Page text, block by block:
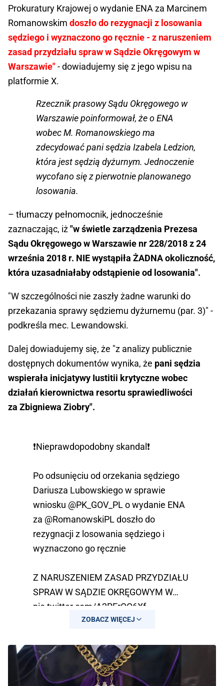
Prokuratury Krajowej o wydanie ENA za Marcinem
Romanowskim doszło do rezygnacji z losowania
sędziego i wyznaczono go ręcznie - z naruszeniem
zasad przydziału spraw w Sądzie Okręgowym w
Warszawie"- dowiadujemy się z jego wpisu na
platformie X.
Rzecznik prasowy Sądu Okręgowego w
Warszawie poinformował, że o ENA
wobec M. Romanowskiego ma
zdecydować pani sędzia Izabela Ledzion,
która jest sędzią dyżurnym. Jednoczenie
wycofano się z pierwotnie planowanego
losowania.
– tłumaczy pełnomocnik, jednocześnie
zaznaczając, iż"w świetle zarządzenia Prezesa
Sądu Okręgowego w Warszawie nr 228/2018 z 24
września 2018 r. NIE wystąpiła ŻADNA okoliczność,
która uzasadniałaby odstąpienie od losowania".
"W szczególności nie zaszły żadne warunki do
przekazania sprawy sędziemu dyżurnemu (par. 3)" -
podkreśla mec. Lewandowski.
Dalej dowiadujemy się, że "z analizy publicznie
dostępnych dokumentów wynika, że pani sędzia
wspierała inicjatywy Iustitii krytyczne wobec
działań kierownictwa resortu sprawiedliwości
za Zbigniewa Ziobry".
❗️Nieprawdopodobny skandal❗️
Po odsunięciu od orzekania sędziego
Dariusza Lubowskiego w sprawie
wniosku @PK_GOV_PLo wydanie ENA
za @RomanowskiPLdoszło do
rezygnacji z losowania sędziego i
wyznaczono go ręcznie
Z NARUSZENIEM ZASAD PRZYDZIAŁU
SPRAW W SĄDZIE OKRĘGOWYM W…
pic.twitter.com/A2RErQO6Xf
(@BartoszLewand20)January 13, 2026
ZOBACZ WIĘCEJ